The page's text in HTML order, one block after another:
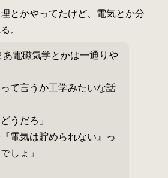
とかやってたけど、電気とか分
。
電磁気学とかは一通りや
て言うか工学みたいな話
うだろ」
電気は貯められない』っ
しょ」